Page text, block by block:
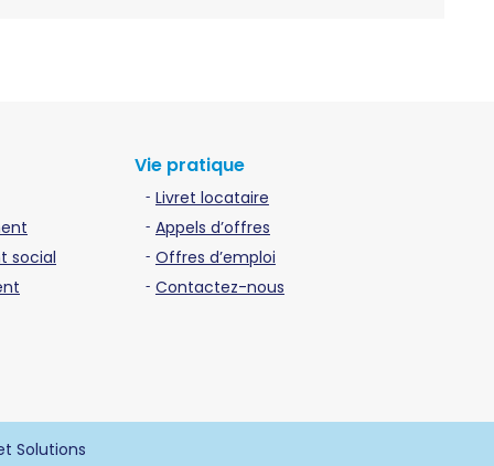
social
Vie pratique
Livret locataire
Appels d’offres
Offres d’emploi
Contactez-nous
Solutions